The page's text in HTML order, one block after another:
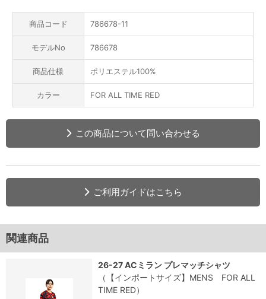
商品コード 786678-11
モデルNo 786678
商品仕様 ポリエステル100%
カラー FOR ALL TIME RED
この商品について問い合わせる
ご利用ガイドはこちら
関連商品
26-27 ACミラン プレマッチシャツ
（【インポートサイズ】MENS FOR ALL
TIME RED）